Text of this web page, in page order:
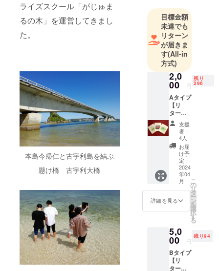
ライズスクール「がじゅま
るの木」を運営してきまし
た。
本島今帰仁と古宇利島を結ぶ
懸け橋 古宇利大橋
園内では農
薬や化学肥
料は一切使
用せずに、
コーヒーを
はじめ島バ
ナナやマン
ゴーやグァ
バなどの自
然栽培に取
り組んでい
ます。
また、取り
扱うコー
ヒー豆はJAS
認証済みの
有機栽培
コーヒーや
沖縄県内の
栽培したこ
コーヒー豆
目標金額
未達でも
リターン
が届きま
す(All-in
方式)
2,0
00 円
残り
296
Aタイプ
【リ
ター
ン】
１．キ
ジムナ
ファー
ム会員
証 令和
6年4月1
日から3
年間、
毎年1月
末開催
のビッ
グイベ
「Kijim
una桜
Festival
」に会
員とし
て参加
支援
者：
4人
お届
け予
定：
2024
年04
月
詳細を見る
こ
の
リ
タ
ー
ン
を
選
択
す
る
5,0
00 円
残り94
Bタイプ
【リ
ター